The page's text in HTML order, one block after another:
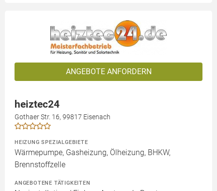
ANGEBOTE ANFORDERN
heiztec24
Gothaer Str. 16, 99817 Eisenach
HEIZUNG SPEZIALGEBIETE
Wärmepumpe, Gasheizung, Ölheizung, BHKW,
Brennstoffzelle
ANGEBOTENE TÄTIGKEITEN